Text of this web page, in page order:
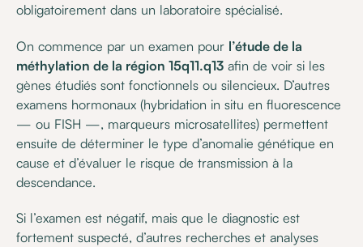
obligatoirement dans un laboratoire spécialisé.
On commence par un examen pour l’étude de la
méthylation de la région 15q11.q13 afin de voir si les
gènes étudiés sont fonctionnels ou silencieux. D’autres
examens hormonaux (hybridation in situ en fluorescence
— ou FISH —, marqueurs microsatellites) permettent
ensuite de déterminer le type d’anomalie génétique en
cause et d’évaluer le risque de transmission à la
descendance.
Si l’examen est négatif, mais que le diagnostic est
fortement suspecté, d’autres recherches et analyses